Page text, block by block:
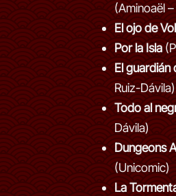
(Aminoaël
El ojo de
Por la Isla
El guardián
Ruiz-Dávila)
Todo al
Dávila)
Dungeons
(Unicomic)
La